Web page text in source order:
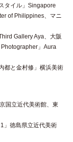
タイル」Singapore
of Philippines、マニ
Gallery Aya、大阪
Photographer」Aura
都と金村修」横浜美術
国立近代美術館、東
」徳島県立近代美術